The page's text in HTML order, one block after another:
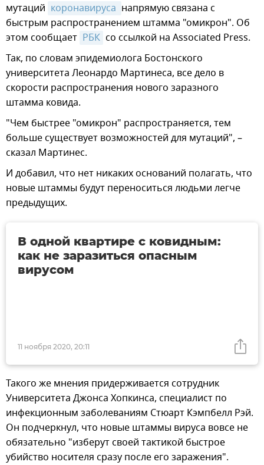
мутаций коронавируса напрямую связана с
быстрым распространением штамма "омикрон". Об
этом сообщает РБК со ссылкой на Associated Press.
Так, по словам эпидемиолога Бостонского
университета Леонардо Мартинеса, все дело в
скорости распространения нового заразного
штамма ковида.
"Чем быстрее "омикрон" распространяется, тем
больше существует возможностей для мутаций", –
сказал Мартинес.
И добавил, что нет никаких оснований полагать, что
новые штаммы будут переноситься людьми легче
предыдущих.
11 ноября 2020, 20:11
В одной квартире с ковидным:
как не заразиться опасным
вирусом
Такого же мнения придерживается сотрудник
Университета Джонса Хопкинса, специалист по
инфекционным заболеваниям Стюарт Кэмпбелл Рэй.
Он подчеркнул, что новые штаммы вируса вовсе не
обязательно "изберут своей тактикой быстрое
убийство носителя сразу после его заражения".